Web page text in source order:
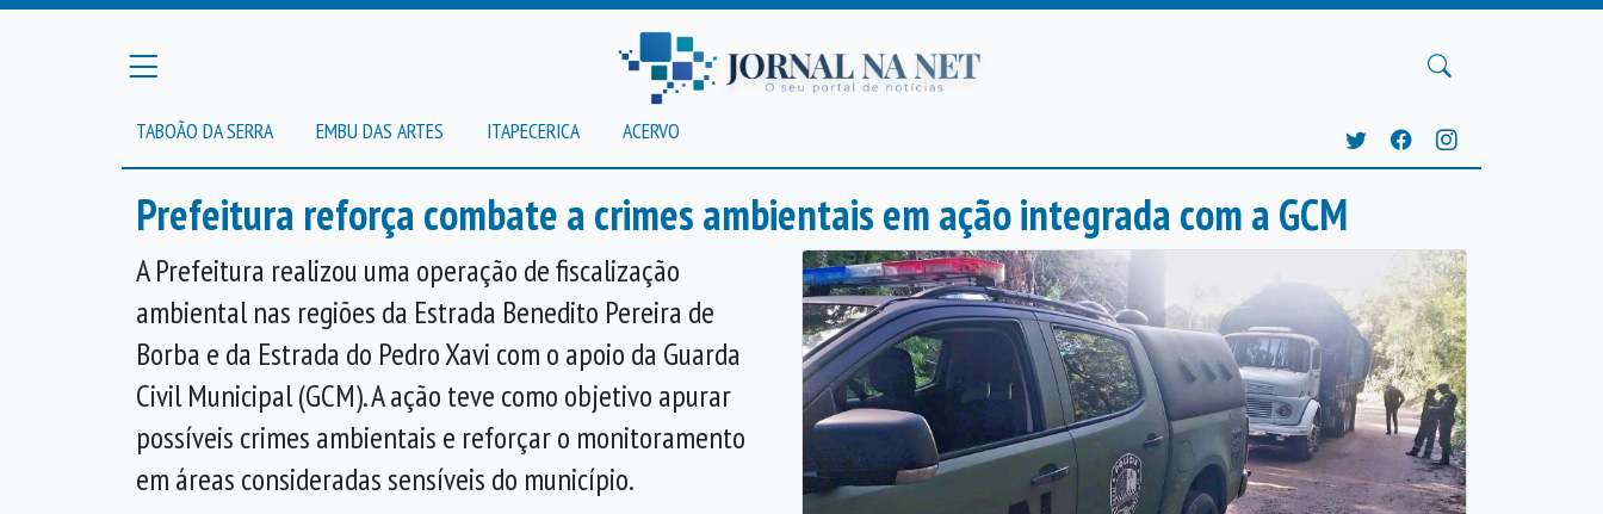
TABOÃO DA SERRA EMBU DAS ARTES ITAPECERICA ACERVO
Prefeitura reforça combate a crimes ambientais em ação integrada com a GCM
A Prefeitura realizou uma operação de fiscalização
ambiental nas regiões da Estrada Benedito Pereira de
Borba e da Estrada do Pedro Xavi com o apoio da Guarda
Civil Municipal (GCM). A ação teve como objetivo apurar
possíveis crimes ambientais e reforçar o monitoramento
em áreas consideradas sensíveis do município.